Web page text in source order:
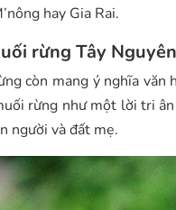
hay Gia Rai.
rừng Tây Nguyên
còn mang ý nghĩa
rừng như một lời tri
người và đất mẹ.